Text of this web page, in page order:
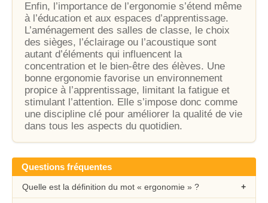
Enfin, l’importance de l’ergonomie s’étend même
à l’éducation et aux espaces d’apprentissage.
L’aménagement des salles de classe, le choix
des sièges, l’éclairage ou l’acoustique sont
autant d’éléments qui influencent la
concentration et le bien-être des élèves. Une
bonne ergonomie favorise un environnement
propice à l’apprentissage, limitant la fatigue et
stimulant l’attention. Elle s’impose donc comme
une discipline clé pour améliorer la qualité de vie
dans tous les aspects du quotidien.
Questions fréquentes
Quelle est la définition du mot « ergonomie » ?